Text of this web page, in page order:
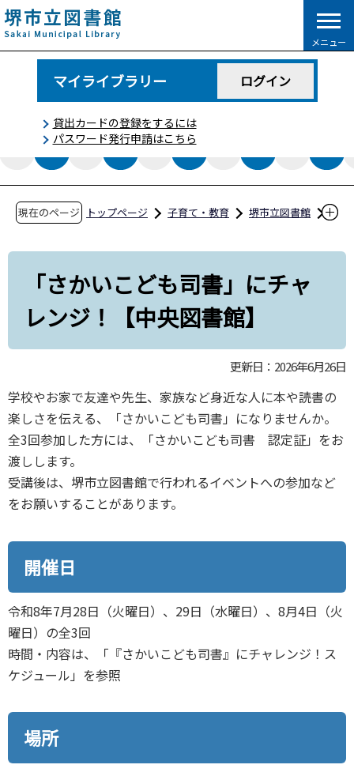
こ
の
ペ
で
メニュー
マイライブラリー ログイン
貸出カードの登録をするには
パスワード発行申請はこちら
現在のページ トップページ 子育て・教育
堺市立図書館
書館】
「さかいこども司書」にチャ
レンジ！【中央図書館】
更新日：2026年6月26日
学校やお家で友達や先生、家族など身近な人に本や読書の
楽しさを伝える、「さかいこども司書」になりませんか。
全3回参加した方には、「さかいこども司書 認定証」をお
渡しします。
受講後は、堺市立図書館で行われるイベントへの参加など
をお願いすることがあります。
開催日
令和8年7月28日（火曜日）、29日（水曜日）、8月4日（火
曜日）の全3回
時間・内容は、「『さかいこども司書』にチャレンジ！ス
ケジュール」を参照
場所